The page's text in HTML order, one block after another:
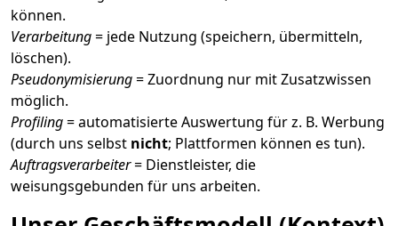
können.
Verarbeitung= jede Nutzung (speichern, übermitteln,
löschen).
Pseudonymisierung= Zuordnung nur mit Zusatzwissen
möglich.
Profiling= automatisierte Auswertung für z. B. Werbung
(durch uns selbst nicht; Plattformen können es tun).
Auftragsverarbeiter= Dienstleister, die
weisungsgebunden für uns arbeiten.